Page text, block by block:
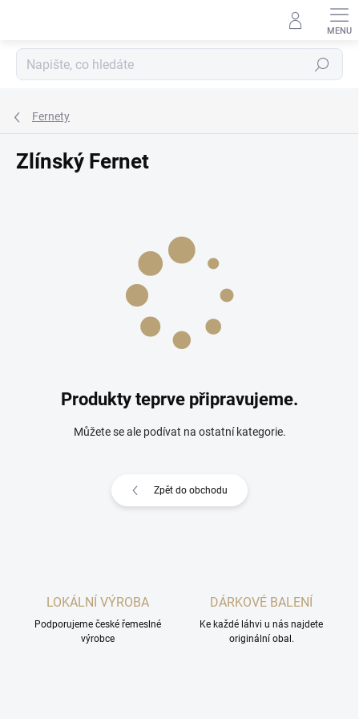
Hledat
Fernety
Zlínský Fernet
Produkty teprve připravujeme.
Můžete se ale podívat na ostatní kategorie.
Zpět do obchodu
LOKÁLNÍ VÝROBA
Podporujeme české řemeslné
výrobce
DÁRKOVÉ BALENÍ
Ke každé láhvi u nás najdete
originální obal.